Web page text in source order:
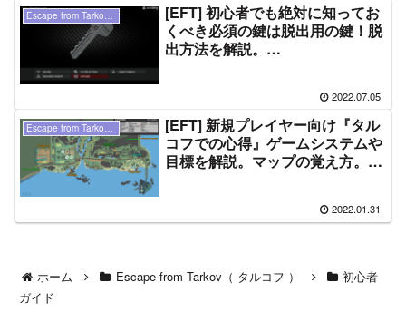
Escape from Tarkov（ タルコフ ）
[EFT] 初心者でも絶対に知ってお
くべき必須の鍵は脱出用の鍵！脱
出方法を解説。
2022.07.05
Escape from Tarkov（ タルコフ ）
[EFT] 新規プレイヤー向け『タル
コフでの心得』ゲームシステムや
目標を解説。マップの覚え方。
2022.01.31
ホーム Escape from Tarkov（ タルコフ ）
初心者
ガイド